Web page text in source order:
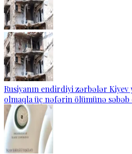
Rusiyanın endirdiyi zərbələr Kiyev
olmaqla üç nəfərin ölümünə səbəb